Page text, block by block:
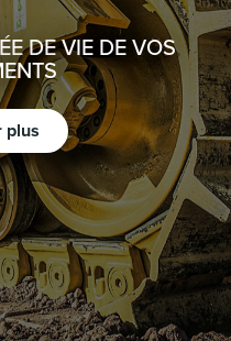
DE VIE DE VOS
plus